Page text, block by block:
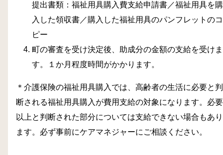
提出書類：福祉用具購入費支給申請書／福祉用具を購
入した領収書／購入した福祉用具のパンフレットのコ
ピー
町の審査を受け決定後、助成分の金額の支給を受けま
す。１か月程度時間がかかります。
＊介護保険の福祉用具購入では、高齢者の生活に必要と判
断される福祉用具購入が費用支給の対象になります。必要
以上と判断された部分については支給できない場合もあり
ます。必ず事前にケアマネジャーにご相談ください。